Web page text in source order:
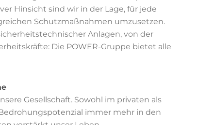
Hinsicht sind wir in der Lage, für jede
Schutzmaßnahmen umzusetzen.
Anlagen, von der
Die POWER-Gruppe bietet alle
Gesellschaft. Sowohl im privaten als
immer mehr in den